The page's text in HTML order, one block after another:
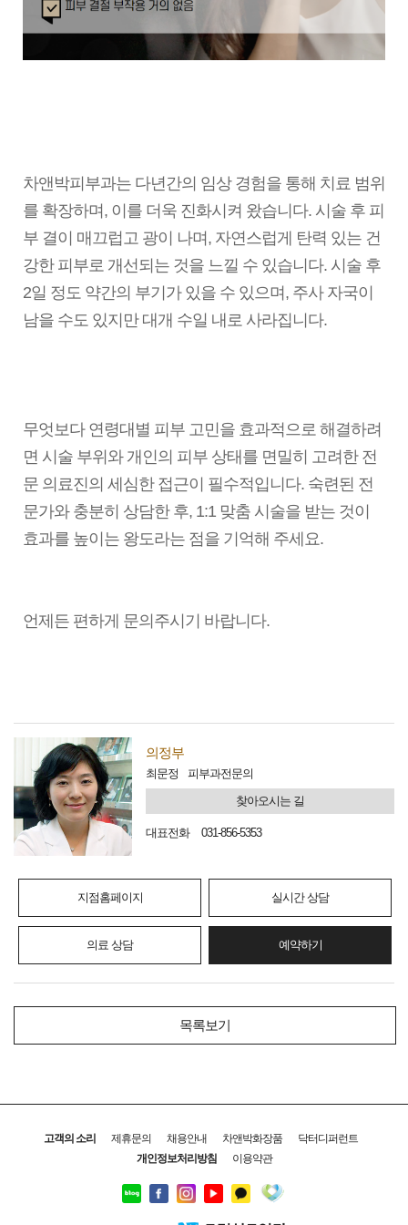
차앤박피부과는 다년간의 임상 경험을 통해 치료 범위
를 확장하며, 이를 더욱 진화시켜 왔습니다. 시술 후 피
부 결이 매끄럽고 광이 나며, 자연스럽게 탄력 있는 건
강한 피부로 개선되는 것을 느낄 수 있습니다. 시술 후
2일 정도 약간의 부기가 있을 수 있으며, 주사 자국이
남을 수도 있지만 대개 수일 내로 사라집니다.
무엇보다 연령대별 피부 고민을 효과적으로 해결하려
면 시술 부위와 개인의 피부 상태를 면밀히 고려한 전
문 의료진의 세심한 접근이 필수적입니다. 숙련된 전
문가와 충분히 상담한 후, 1:1 맞춤 시술을 받는 것이
효과를 높이는 왕도라는 점을 기억해 주세요.
언제든 편하게 문의주시기 바랍니다.
의정부
최문정
피부과전문의
찾아오시는 길
대표전화 031-856-5353
지점홈페이지 실시간 상담
의료 상담 예약하기
목록보기
고객의 소리 제휴문의 채용안내 차앤박화장품
닥터디퍼런트
개인정보처리방침
이용약관